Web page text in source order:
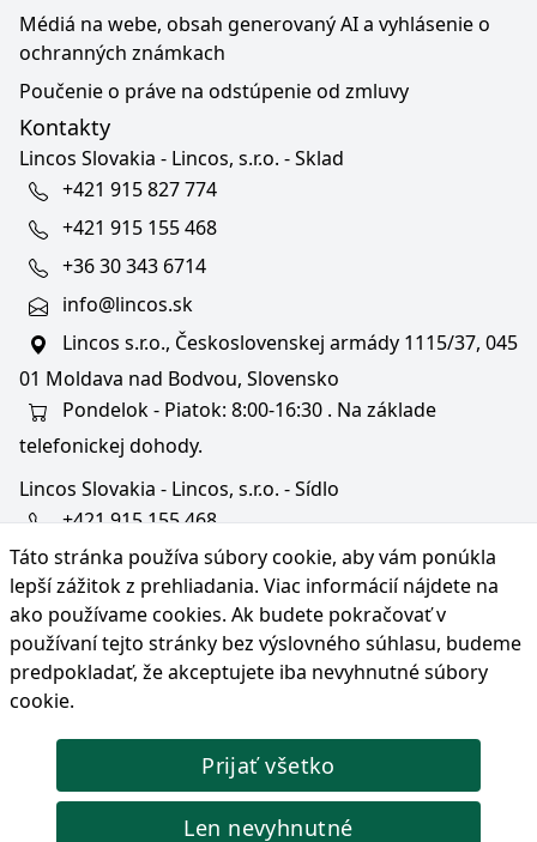
Táto stránka používa súbory cookie, aby vám ponúkla
lepší zážitok z prehliadania. Viac informácií nájdete na
ako používame cookies. Ak budete pokračovať v
používaní tejto stránky bez výslovného súhlasu, budeme
predpokladať, že akceptujete iba nevyhnutné súbory
cookie.
Prijať všetko
Len nevyhnutné
Médiá na webe, obsah generovaný AI a vyhlásenie o
ochranných známkach
Poučenie o práve na odstúpenie od zmluvy
Kontakty
Lincos Slovakia - Lincos, s.r.o. - Sklad
+421 915 827 774
+421 915 155 468
+36 30 343 6714
info@lincos.sk
Lincos s.r.o., Československej armády 1115/37, 045
01 Moldava nad Bodvou, Slovensko
Pondelok - Piatok: 8:00-16:30 . Na základe
telefonickej dohody.
Lincos Slovakia - Lincos, s.r.o. - Sídlo
+421 915 155 468
+36/30 343 6714
bratislava@lincos.sk
Lincos s.r.o., Rustaveliho 4, 831 06 Bratislava - m. č.
Rača, Slovensko
Iba sídlo firmy
© Copyright 2026 Lincos s.r.o., všetky práva vyhradené.